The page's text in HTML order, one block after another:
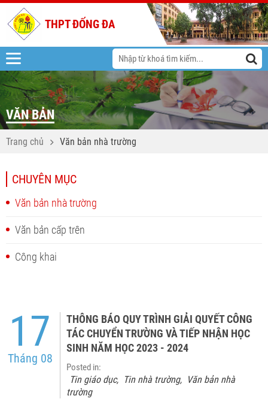
THPT ĐỐNG ĐA
VĂN BẢN
Trang chủ Văn bản nhà trường
CHUYÊN MỤC
Văn bản nhà trường
Văn bản cấp trên
Công khai
17
Tháng 08
THÔNG BÁO QUY TRÌNH GIẢI QUYẾT CÔNG
TÁC CHUYỂN TRƯỜNG VÀ TIẾP NHẬN HỌC
SINH NĂM HỌC 2023 - 2024
Posted in:
Tin giáo dục, Tin nhà trường,
Văn bản nhà
trường